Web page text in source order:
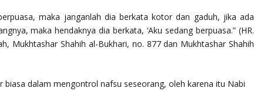
maka janganlah dia berkata kotor dan gaduh, jika ada
maka hendaknya dia berkata, ‘Aku sedang berpuasa.” (HR.
Mukhtashar Shahih al-Bukhari, no. 877 dan Mukhtashar Shahih
biasa dalam mengontrol nafsu seseorang, oleh karena itu Nabi